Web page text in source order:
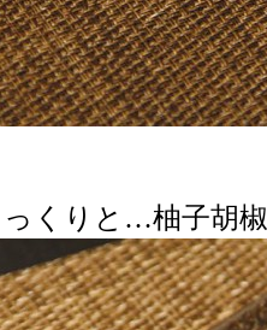
くりと…柚子胡